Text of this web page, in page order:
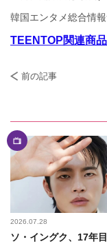
韓国エンタメ総合情
TEENTOP関連商
前の記事
2026.07.28
ソ・イングク、17年